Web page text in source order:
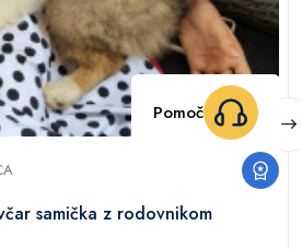
Pomoč
samička z rodovnikom